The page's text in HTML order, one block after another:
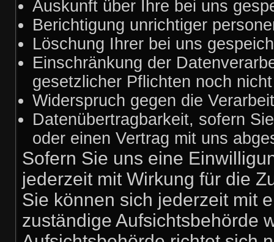
Auskunft über Ihre bei uns
Berichtigung unrichtiger
Löschung Ihrer bei uns
Einschränkung der
gesetzlicher Pflichten noch
Widerspruch gegen die
Datenübertragbarkeit, sofern
oder einen Vertrag mit uns
Sofern Sie uns eine
jederzeit mit Wirkung für die
Sie können sich jederzeit mit
zuständige Aufsichtsbehörde